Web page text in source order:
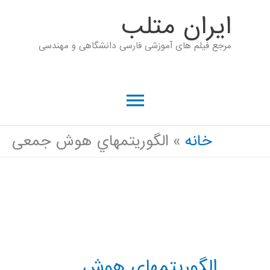
ايران متلب
مرجع فیلم های آموزشی فارسی دانشگاهی و مهندسی
فهرست
اصلی
خانه الگوریتمهاي هوش جمعی